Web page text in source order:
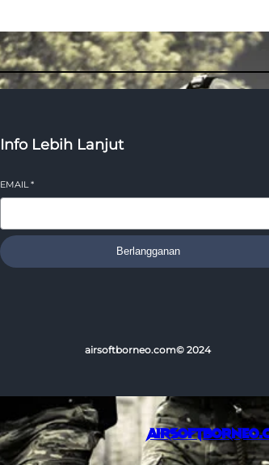
Info Lebih Lanjut
EMAIL*
Berlangganan
airsoftborneo.com© 2024